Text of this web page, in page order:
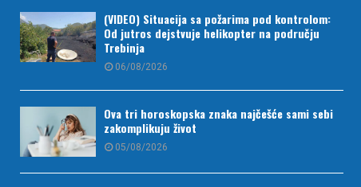
(VIDEO) Situacija sa požarima pod kontrolom:
Od jutros dejstvuje helikopter na području
Trebinja
06/08/2026
Ova tri horoskopska znaka najčešće sami sebi
zakomplikuju život
05/08/2026